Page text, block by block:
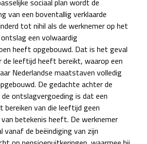
sociaal plan wordt de
van een boventallig verklaarde
tot nihil als de werknemer op het
een volwaardig
heeft opgebouwd. Dat is het geval
de leeftijd heeft bereikt, waarop een
Nederlandse maatstaven volledig
De gedachte achter de
ontslagvergoeding is dat een
bereiken van die leeftijd geen
betekenis heeft. De werknemer
de beëindiging van zijn